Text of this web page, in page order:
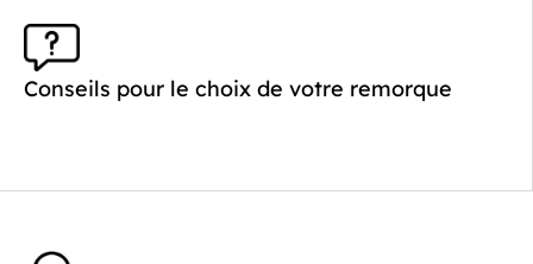
Conseils pour le choix de votre remorque